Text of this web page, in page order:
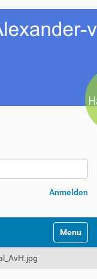
Anmelden
Toggle